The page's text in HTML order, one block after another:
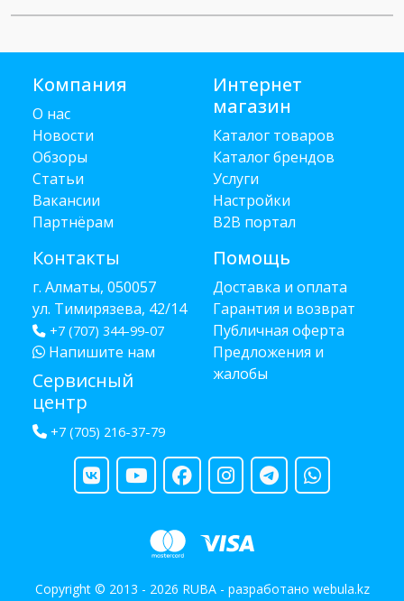
Компания
О нас
Новости
Обзоры
Статьи
Вакансии
Партнёрам
Контакты
г. Алматы, 050057
ул. Тимирязева, 42/14
+7 (707) 344-99-07
Напишите нам
Сервисный
центр
+7 (705) 216-37-79
Интернет
магазин
Каталог товаров
Каталог брендов
Услуги
Настройки
B2B портал
Помощь
Доставка и оплата
Гарантия и возврат
Публичная оферта
Предложения и
жалобы
Copyright © 2013 - 2026 RUBA - разработано webula.kz